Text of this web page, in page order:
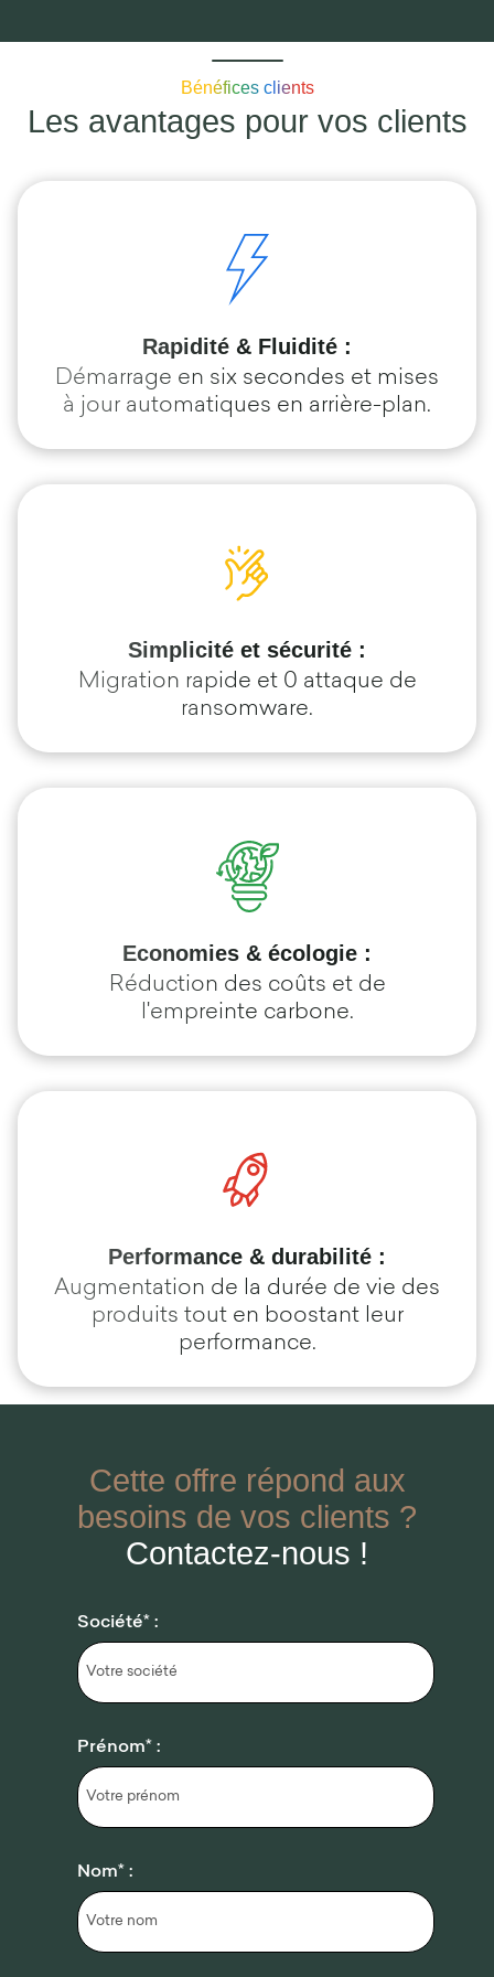
Bénéfices clients
Les avantages pour vos clients
Rapidité & Fluidité :
Démarrage en six secondes et mises
à jour automatiques en arrière-plan.
Simplicité et sécurité :
Migration rapide et 0 attaque de
ransomware.
Economies & écologie :
Réduction des coûts et de
l'empreinte carbone.
Performance & durabilité :
Augmentation de la durée de vie des
produits tout en boostant leur
performance.
Cette offre répond aux
besoins de vos clients ?
Contactez-nous !
Société* :
Prénom* :
Nom* :